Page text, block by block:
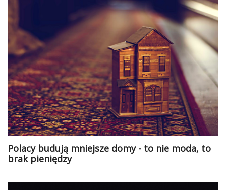
Polacy budują mniejsze domy - to nie moda, to
brak pieniędzy